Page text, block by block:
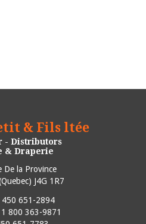
& Fils ltée
- Distributors
& Draperie
De la Province
Quebec) J4G 1R7
450 651-2894
800 363-9871